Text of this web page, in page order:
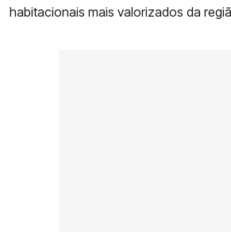
habitacionais mais valorizados da